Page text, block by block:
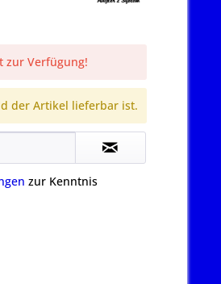
zur Verfügung!
der Artikel lieferbar ist.
zur Kenntnis